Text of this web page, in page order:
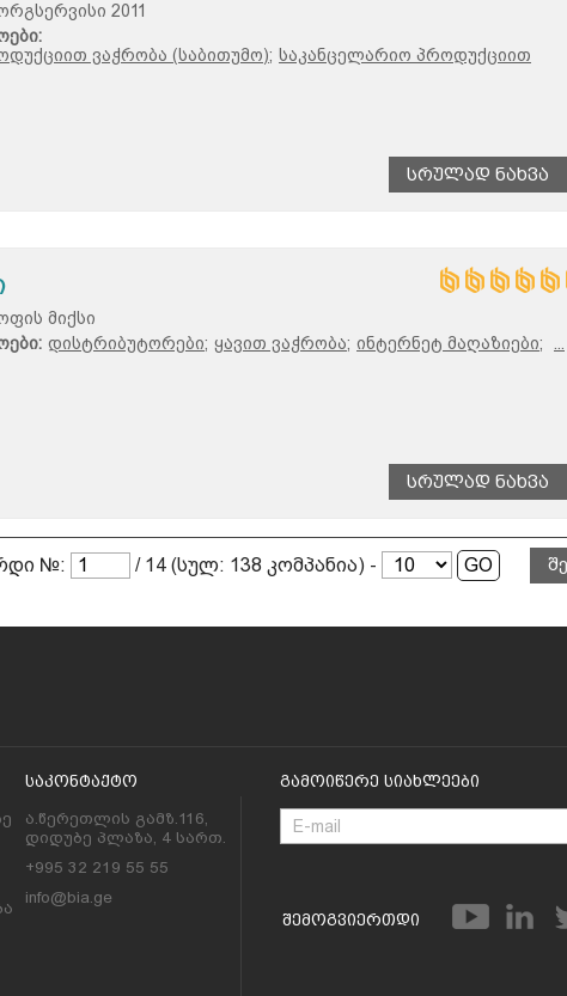
2011
ვაჭრობა (საბითუმო); საკანცელარიო პროდუქციით
Სრულად Ნახვა
მიქსი
დისტრიბუტორები; ყავით ვაჭრობა; ინტერნეტ მაღაზიები;
Სრულად Ნახვა
№: / 14 (სულ: 138 კომპანია) -
Საკონტაქტო
ა.წერეთლის გამზ.116,
დიდუბე პლაზა, 4 სართ.
+995 32 219 55 55
info@bia.ge
Გამოიწერე Სიახლეები
Შემოგვიერთდი